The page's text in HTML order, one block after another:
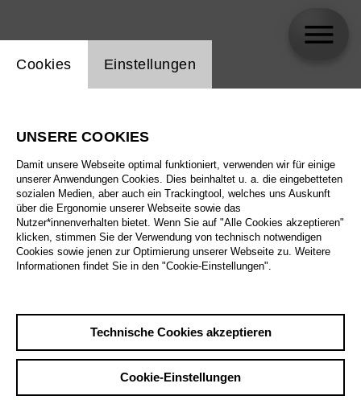
Biographie
Spielplan
Einstellung Website Cookie
Cookies Einstellungen
UNSERE COOKIES
Damit unsere Webseite optimal funktioniert, verwenden wir für einige
unserer Anwendungen Cookies. Dies beinhaltet u. a. die eingebetteten
sozialen Medien, aber auch ein Trackingtool, welches uns Auskunft
über die Ergonomie unserer Webseite sowie das
Nutzer*innenverhalten bietet. Wenn Sie auf "Alle Cookies akzeptieren"
klicken, stimmen Sie der Verwendung von technisch notwendigen
Cookies sowie jenen zur Optimierung unserer Webseite zu. Weitere
Informationen findet Sie in den "Cookie-Einstellungen".
Technische Cookies akzeptieren
Cookie-Einstellungen